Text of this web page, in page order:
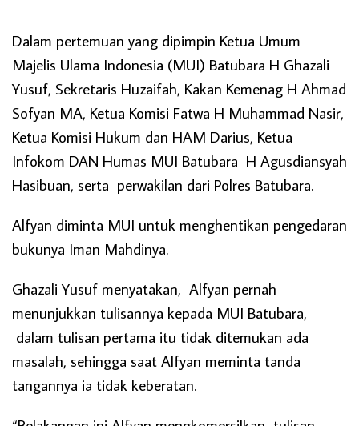
Dalam pertemuan yang dipimpin Ketua Umum
Majelis Ulama Indonesia (MUI) Batubara H Ghazali
Yusuf, Sekretaris Huzaifah, Kakan Kemenag H Ahmad
Sofyan MA, Ketua Komisi Fatwa H Muhammad Nasir,
Ketua Komisi Hukum dan HAM Darius, Ketua
Infokom DAN Humas MUI Batubara H Agusdiansyah
Hasibuan, serta perwakilan dari Polres Batubara.
Alfyan diminta MUI untuk menghentikan pengedaran
bukunya Iman Mahdinya.
Ghazali Yusuf menyatakan, Alfyan pernah
menunjukkan tulisannya kepada MUI Batubara,
dalam tulisan pertama itu tidak ditemukan ada
masalah, sehingga saat Alfyan meminta tanda
tangannya ia tidak keberatan.